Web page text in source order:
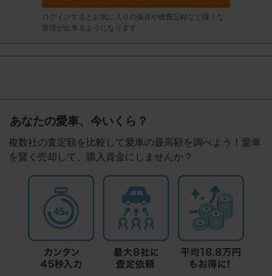
ログインするとお気に入りの保存や燃費記録など様々な
管理が出来るようになります
あなたの愛車、今いくら？
複数社の査定額を比較して愛車の最高額を調べよう！愛車
を賢く売却して、購入資金にしませんか？